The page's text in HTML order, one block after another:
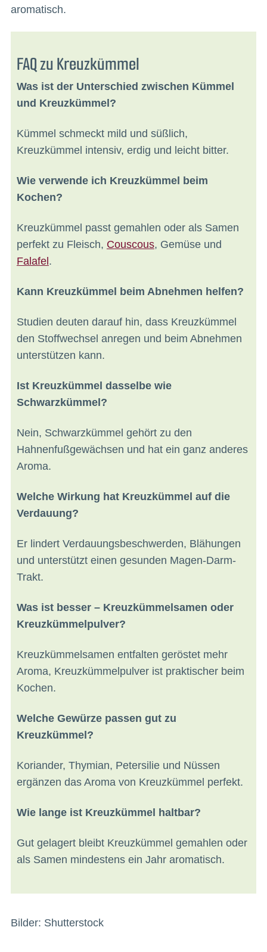
aromatisch.
FAQ zu Kreuzkümmel
Was ist der Unterschied zwischen Kümmel
und Kreuzkümmel?
Kümmel schmeckt mild und süßlich,
Kreuzkümmel intensiv, erdig und leicht bitter.
Wie verwende ich Kreuzkümmel beim
Kochen?
Kreuzkümmel passt gemahlen oder als Samen
perfekt zu Fleisch, Couscous, Gemüse und
Falafel .
Kann Kreuzkümmel beim Abnehmen helfen?
Studien deuten darauf hin, dass Kreuzkümmel
den Stoffwechsel anregen und beim Abnehmen
unterstützen kann.
Ist Kreuzkümmel dasselbe wie
Schwarzkümmel?
Nein, Schwarzkümmel gehört zu den
Hahnenfußgewächsen und hat ein ganz anderes
Aroma.
Welche Wirkung hat Kreuzkümmel auf die
Verdauung?
Er lindert Verdauungsbeschwerden, Blähungen
und unterstützt einen gesunden Magen-Darm-
Trakt.
Was ist besser – Kreuzkümmelsamen oder
Kreuzkümmelpulver?
Kreuzkümmelsamen entfalten geröstet mehr
Aroma, Kreuzkümmelpulver ist praktischer beim
Kochen.
Welche Gewürze passen gut zu
Kreuzkümmel?
Koriander, Thymian, Petersilie und Nüssen
ergänzen das Aroma von Kreuzkümmel perfekt.
Wie lange ist Kreuzkümmel haltbar?
Gut gelagert bleibt Kreuzkümmel gemahlen oder
als Samen mindestens ein Jahr aromatisch.
Bilder: Shutterstock